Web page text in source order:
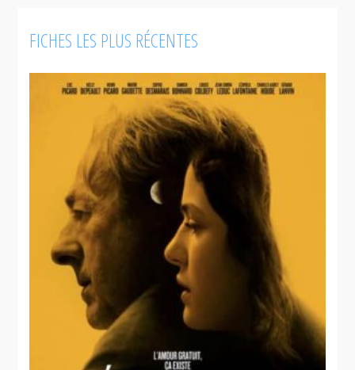
FICHES LES PLUS RÉCENTES